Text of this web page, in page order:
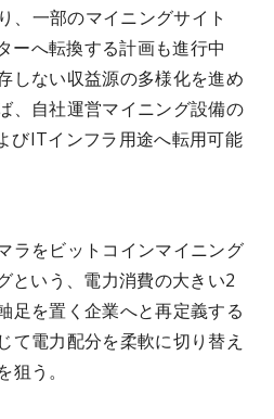
、一部のマイニングサイト
ーへ転換する計画も進行中
しない収益源の多様化を進め
、自社運営マイニング設備の
びITインフラ用途へ転用可能
ラをビットコインマイニング
という、電力消費の大きい2
足を置く企業へと再定義する
て電力配分を柔軟に切り替え
う。